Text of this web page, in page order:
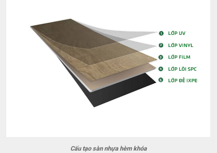
Cấu tạo sàn nhựa hèm khóa